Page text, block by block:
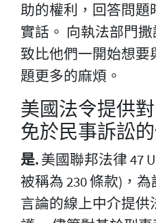
助的權利，回答問題
實話。 向執法部門
致比他們一開始想要
題更多的麻煩。
美國法令提供
免於民事訴訟
是.美國聯邦法律 47
被稱為 230 條款)，
言論的線上中介提供